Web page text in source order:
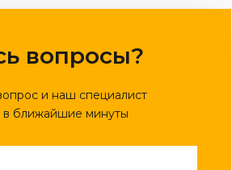
вопросы?
и наш специалист
в ближайшие минуты